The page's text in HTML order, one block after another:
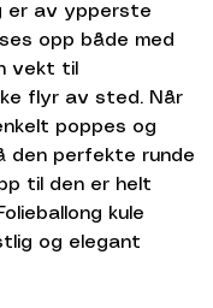
er av ypperste
opp både med
vekt til
flyr av sted. Når
poppes og
den perfekte runde
til den er helt
kule
og elegant